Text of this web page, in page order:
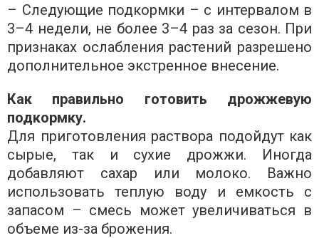
– Следующие подкормки – с интервалом в
3–4 недели, не более 3–4 раз за сезон. При
признаках ослабления растений разрешено
дополнительное экстренное внесение.
Как правильно готовить дрожжевую
подкормку.
Для приготовления раствора подойдут как
сырые, так и сухие дрожжи. Иногда
добавляют сахар или молоко. Важно
использовать теплую воду и емкость с
запасом – смесь может увеличиваться в
объеме из-за брожения.